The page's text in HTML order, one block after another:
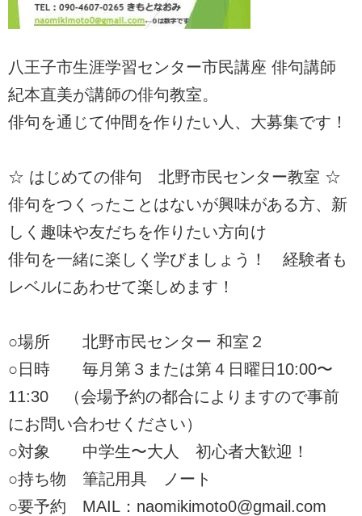
八王子市生涯学習センター市民講座 俳句講師
紀本直美が講師の俳句教室。
俳句を通じて仲間を作りたい人、大募集です！
☆ はじめての俳句 北野市民センター教室 ☆
俳句をつくったことはないが興味がある方、新
しく趣味や友だちを作りたい方向け
俳句を一緒に楽しく学びましょう！ 経験者も
レベルにあわせて楽しめます！
○場所 北野市民センター 和室２
○日時 毎月第３または第４日曜日10:00〜
11:30 （会場予約の都合によりますので事前
にお問い合わせください）
○対象 中学生〜大人 初心者大歓迎！
○持ち物 筆記用具 ノート
○要予約 MAIL：naomikimoto0@gmail.com